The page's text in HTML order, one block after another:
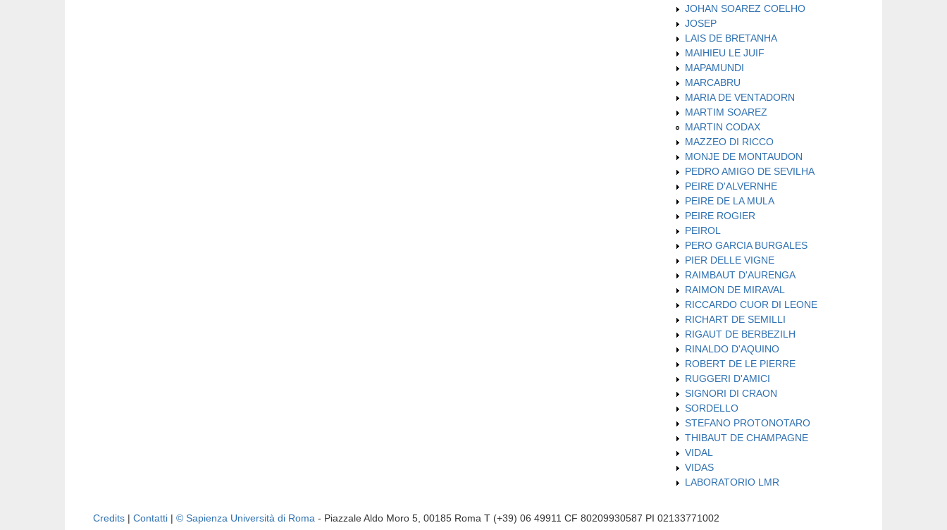
JOHAN SOAREZ COELHO
JOSEP
LAIS DE BRETANHA
MAIHIEU LE JUIF
MAPAMUNDI
MARCABRU
MARIA DE VENTADORN
MARTIM SOAREZ
MARTIN CODAX
MAZZEO DI RICCO
MONJE DE MONTAUDON
PEDRO AMIGO DE SEVILHA
PEIRE D'ALVERNHE
PEIRE DE LA MULA
PEIRE ROGIER
PEIROL
PERO GARCIA BURGALES
PIER DELLE VIGNE
RAIMBAUT D'AURENGA
RAIMON DE MIRAVAL
RICCARDO CUOR DI LEONE
RICHART DE SEMILLI
RIGAUT DE BERBEZILH
RINALDO D'AQUINO
ROBERT DE LE PIERRE
RUGGERI D'AMICI
SIGNORI DI CRAON
SORDELLO
STEFANO PROTONOTARO
THIBAUT DE CHAMPAGNE
VIDAL
VIDAS
LABORATORIO LMR
Credits | Contatti | © Sapienza Università di Roma - Piazzale Aldo Moro 5, 00185 Roma T (+39) 06 49911 CF 80209930587 PI 02133771002